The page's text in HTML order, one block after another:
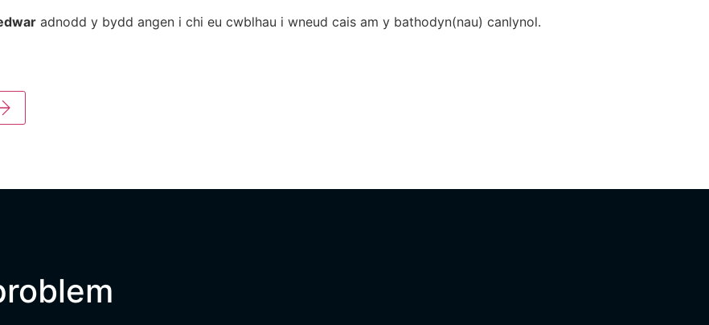
adnodd y bydd angen i chi eu cwblhau i wneud cais am y bathodyn(nau) canlynol.